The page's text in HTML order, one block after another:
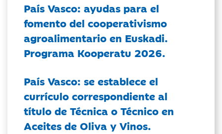
País Vasco: ayudas para el
fomento del cooperativismo
agroalimentario en Euskadi.
Programa Kooperatu 2026.
País Vasco: se establece el
currículo correspondiente al
título de Técnica o Técnico en
Aceites de Oliva y Vinos.